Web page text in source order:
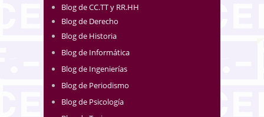
Blog de CC.TT y RR.HH
Blog de Derecho
Blog de Historia
Blog de Informática
Blog de Ingenierías
Blog de Periodismo
Blog de Psicología